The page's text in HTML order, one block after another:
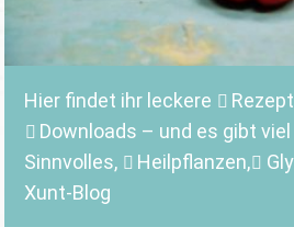
Hier findet ihr leckere
Downloads – und es gibt viel
Sinnvolles, Heilpflanzen,
Xunt-Blog